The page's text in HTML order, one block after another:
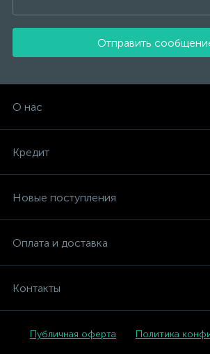
Отправить
О нас
Кредит
Новые поступления
Оплата и доставка
Контакты
Публичная оферта Политика